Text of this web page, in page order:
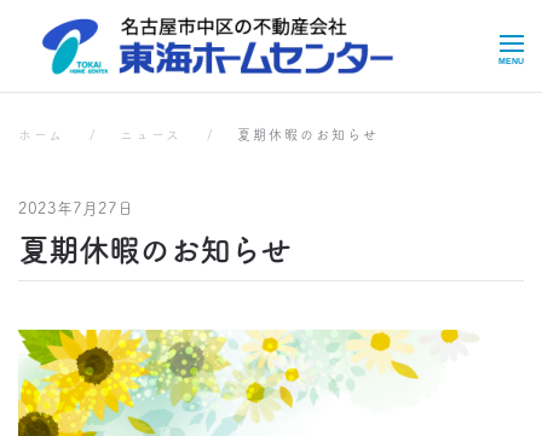
Skip to main content
お知らせ
お知らせ
ホーム ニュース 夏期休暇のお知らせ
2023年7月27日
夏期休暇のお知らせ